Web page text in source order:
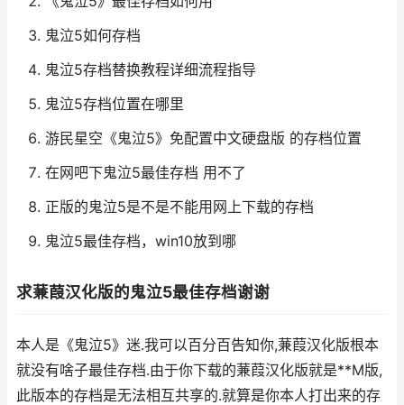
鬼泣5如何存档
鬼泣5存档替换教程详细流程指导
鬼泣5存档位置在哪里
游民星空《鬼泣5》免配置中文硬盘版 的存档位置
在网吧下鬼泣5最佳存档 用不了
正版的鬼泣5是不是不能用网上下载的存档
鬼泣5最佳存档，win10放到哪
求蒹葭汉化版的鬼泣5最佳存档谢谢
本人是《鬼泣5》迷.我可以百分百告知你,蒹葭汉化版根本
就没有啥子最佳存档.由于你下载的蒹葭汉化版就是**M版,
此版本的存档是无法相互共享的.就算是你本人打出来的存